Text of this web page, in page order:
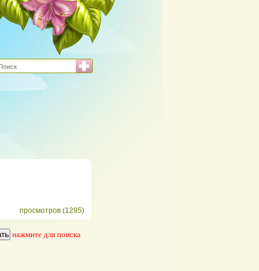
просмотров (1295)
нажмите для поиска